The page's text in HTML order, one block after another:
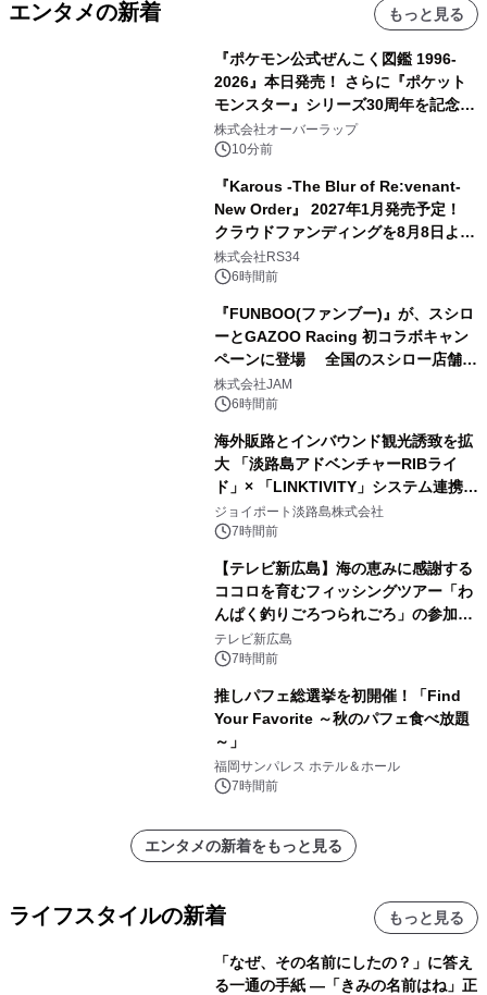
エンタメの新着 もっと見る
『ポケモン公式ぜんこく図鑑 1996-
2026』本日発売！ さらに『ポケット
モンスター』シリーズ30周年を記念し
た画集『ポケットモンスター ビジュア
ルアートブック』の発売決定！ 2026
株式会社オーバーラップ
10分前
『Karous -The Blur of Re:venant-
New Order』 2027年1月発売予定！
クラウドファンディングを8月8日より
開始
株式会社RS34
6時間前
『FUNBOO(ファンブー)』が、スシロ
ーとGAZOO Racing 初コラボキャン
ペーンに登場 全国のスシロー店舗で
GR 4車種の FUNBOO(ミニカー)付き
メニューが展開されます
株式会社JAM
6時間前
海外販路とインバウンド観光誘致を拡
大 「淡路島アドベンチャーRIBライ
ド」× 「LINKTIVITY」システム連携を
開始！
ジョイポート淡路島株式会社
7時間前
【テレビ新広島】海の恵みに感謝する
ココロを育むフィッシングツアー「わ
んぱく釣りごろつられごろ」の参加小
学生を募集
テレビ新広島
7時間前
推しパフェ総選挙を初開催！「Find
Your Favorite ～秋のパフェ食べ放題
～」
福岡サンパレス ホテル＆ホール
7時間前
エンタメの新着をもっと見る
ライフスタイルの新着 もっと見る
「なぜ、その名前にしたの？」に答え
る一通の手紙 ―「きみの名前はね」正